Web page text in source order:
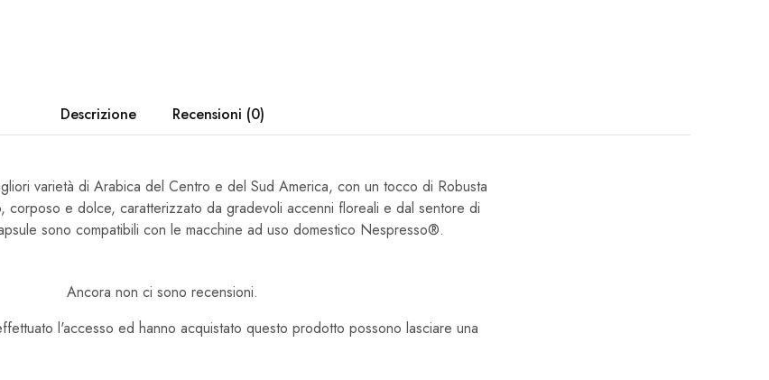
Descrizione Recensioni (0)
varietà di Arabica del Centro e del Sud America, con un tocco di Robusta
corposo e dolce, caratterizzato da gradevoli accenni floreali e dal sentore di
sono compatibili con le macchine ad uso domestico Nespresso®.
Ancora non ci sono recensioni.
l'accesso ed hanno acquistato questo prodotto possono lasciare una